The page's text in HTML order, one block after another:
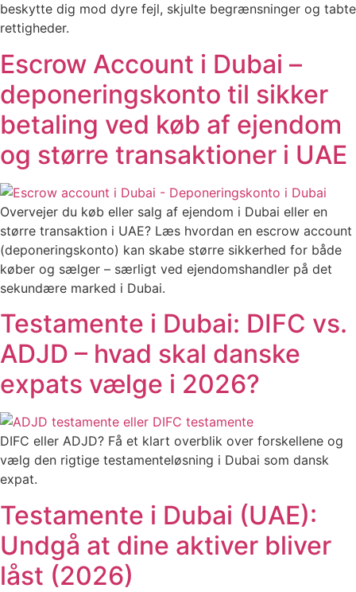
beskytte dig mod dyre fejl, skjulte begrænsninger og tabte
rettigheder.
Escrow Account i Dubai –
deponeringskonto til sikker
betaling ved køb af ejendom
og større transaktioner i UAE
Overvejer du køb eller salg af ejendom i Dubai eller en
større transaktion i UAE? Læs hvordan en escrow account
(deponeringskonto) kan skabe større sikkerhed for både
køber og sælger – særligt ved ejendomshandler på det
sekundære marked i Dubai.
Testamente i Dubai: DIFC vs.
ADJD – hvad skal danske
expats vælge i 2026?
DIFC eller ADJD? Få et klart overblik over forskellene og
vælg den rigtige testamenteløsning i Dubai som dansk
expat.
Testamente i Dubai (UAE):
Undgå at dine aktiver bliver
låst (2026)